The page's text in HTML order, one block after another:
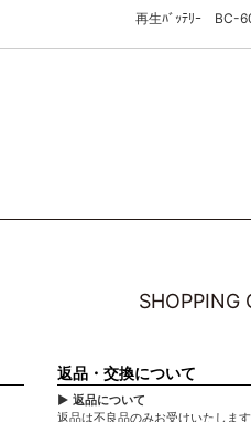
再生ﾊﾞｯﾃﾘｰ BC-
SHOPPING
返品・交換について
▶ 返品について
返品は不良品のみお受けいたしま